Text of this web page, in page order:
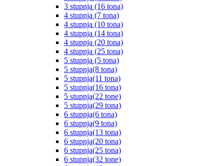
3 stupnja (16 tona)
4 stupnja (7 tona)
4 stupnja (10 tona)
4 stupnja (14 tona)
4 stupnja (20 tona)
4 stupnja (25 tona)
5 stupnja (5 tona)
5 stupnja(8 tona)
5 stupnja(11 tona)
5 stupnja(16 tona)
5 stupnja(22 tone)
5 stupnja(29 tona)
6 stupnja(6 tona)
6 stupnja(9 tona)
6 stupnja(13 tona)
6 stupnja(20 tona)
6 stupnja(25 tona)
6 stupnja(32 tone)